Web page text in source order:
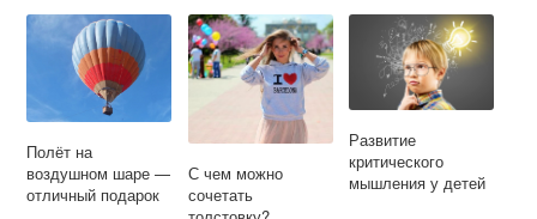
Полёт на
воздушном шаре —
отличный подарок
С чем можно
сочетать
Развитие
критического
мышления у детей